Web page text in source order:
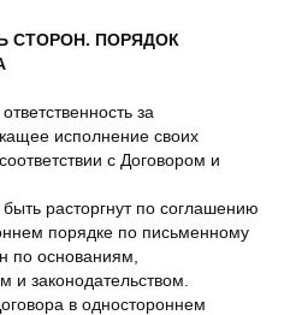
ПОРЯДОК
за
исполнение своих
с Договором и
по соглашению
порядке по письменному
по основаниям,
и законодательством.
в одностороннем